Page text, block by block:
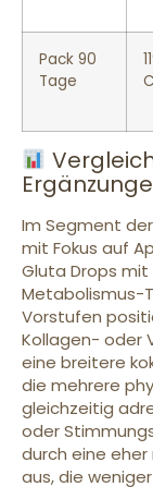
Pack 90
Tage
Im Segment
mit Fokus auf
Gluta Drops
Metabolismus-
Vorstufen
Kollagen- oder
eine breitere
die mehrere
gleichzeitig
oder
durch eine
aus, die